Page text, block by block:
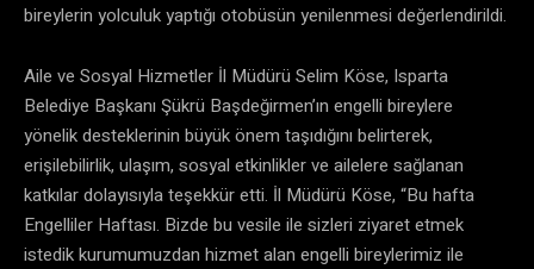
bireylerin yolculuk yaptığı otobüsün yenilenmesi değerlendirildi.
Aile ve Sosyal Hizmetler İl Müdürü Selim Köse, Isparta
Belediye Başkanı Şükrü Başdeğirmen’ın engelli bireylere
yönelik desteklerinin büyük önem taşıdığını belirterek,
erişilebilirlik, ulaşım, sosyal etkinlikler ve ailelere sağlanan
katkılar dolayısıyla teşekkür etti. İl Müdürü Köse, “Bu hafta
Engelliler Haftası. Bizde bu vesile ile sizleri ziyaret etmek
istedik kurumumuzdan hizmet alan engelli bireylerimiz ile